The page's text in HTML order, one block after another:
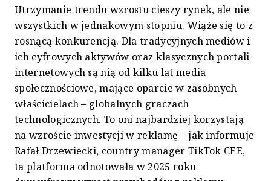
Utrzymanie trendu wzrostu cieszy rynek, ale nie
wszystkich w jednakowym stopniu. Wiąże się to z
rosnącą konkurencją. Dla tradycyjnych mediów i
ich cyfrowych aktywów oraz klasycznych portali
internetowych są nią od kilku lat media
społecznościowe, mające oparcie w zasobnych
właścicielach – globalnych graczach
technologicznych. To oni najbardziej korzystają
na wzroście inwestycji w reklamę – jak informuje
Rafał Drzewiecki, country manager TikTok CEE,
ta platforma odnotowała w 2025 roku